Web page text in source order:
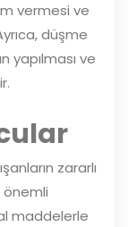
vermesi ve
düşme
yapılması ve
zararlı
önemli
maddelerle